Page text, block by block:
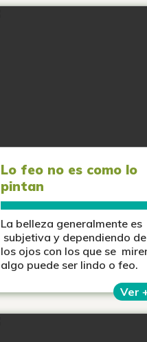
Lo feo no es como lo
pintan
La belleza generalmente es
subjetiva y dependiendo de
los ojos con los que se
algo puede ser lindo o feo.
Ver